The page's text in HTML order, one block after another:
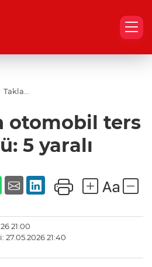
Takla
ters
döndü: 5
yaralı
otomobil ters
5 yaralı
21:00
21:40